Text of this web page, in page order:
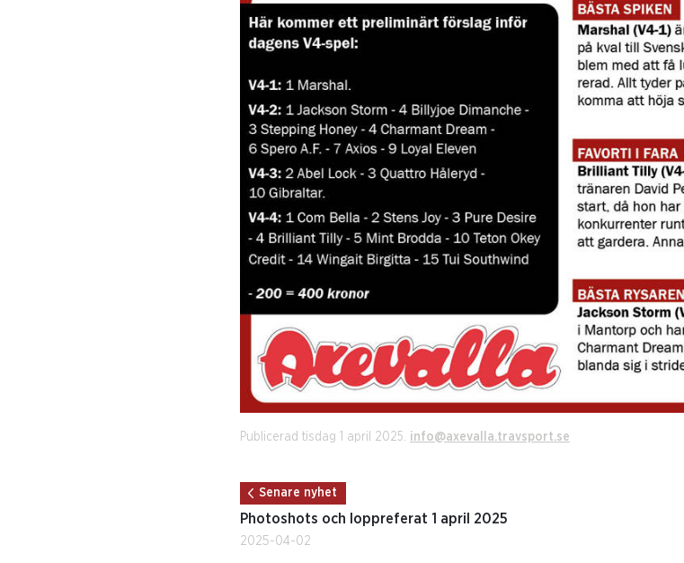
Publicerad tisdag 1 april 2025. info@axevalla.travsport.se
Senare nyhet
Photoshots och loppreferat 1 april 2025
2025-04-02